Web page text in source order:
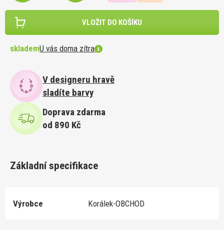
VLOŽIT DO KOŠÍKU
sklademU vás doma zítra
V designeru hravě
sladíte barvy
Doprava zdarma
od 890 Kč
Základní specifikace
Výrobce Korálek-OBCHOD